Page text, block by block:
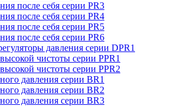
после себя серии PR3
после себя серии PR4
после себя серии PR5
после себя серии PR6
давления серии DPR1
чистоты серии PPR1
чистоты серии PPR2
давления серии BR1
давления серии BR2
давления серии BR3